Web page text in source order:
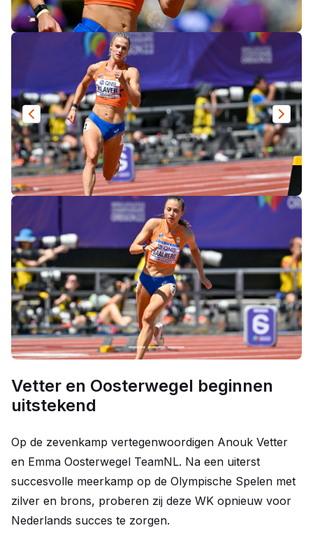
Vetter en Oosterwegel beginnen
uitstekend
Op de zevenkamp vertegenwoordigen Anouk Vetter
en Emma Oosterwegel TeamNL. Na een uiterst
succesvolle meerkamp op de Olympische Spelen met
zilver en brons, proberen zij deze WK opnieuw voor
Nederlands succes te zorgen.